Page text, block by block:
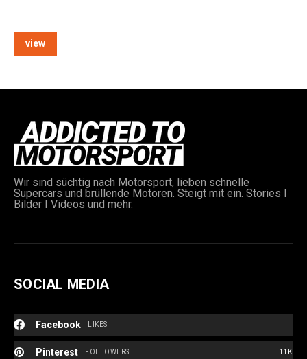
view
Wir sind süchtig nach Motorsport, lieben schnelle
Supercars und brüllende Motoren. Steigt mit ein. Stories I
Bilder I Videos und mehr.
SOCIAL MEDIA
Facebook LIKES
Pinterest 11K
FOLLOWERS